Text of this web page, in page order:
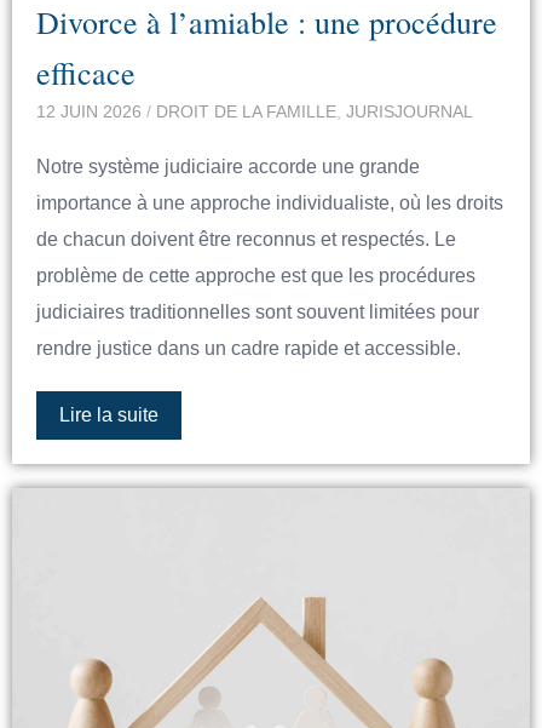
Divorce à l’amiable : une procédure
efficace
12 JUIN 2026 / DROIT DE LA FAMILLE, JURISJOURNAL
Notre système judiciaire accorde une grande
importance à une approche individualiste, où les droits
de chacun doivent être reconnus et respectés. Le
problème de cette approche est que les procédures
judiciaires traditionnelles sont souvent limitées pour
rendre justice dans un cadre rapide et accessible.
Lire la suite